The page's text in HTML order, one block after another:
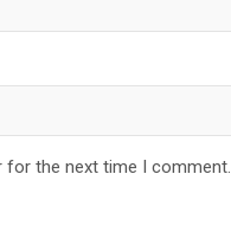
for the next time I comment.